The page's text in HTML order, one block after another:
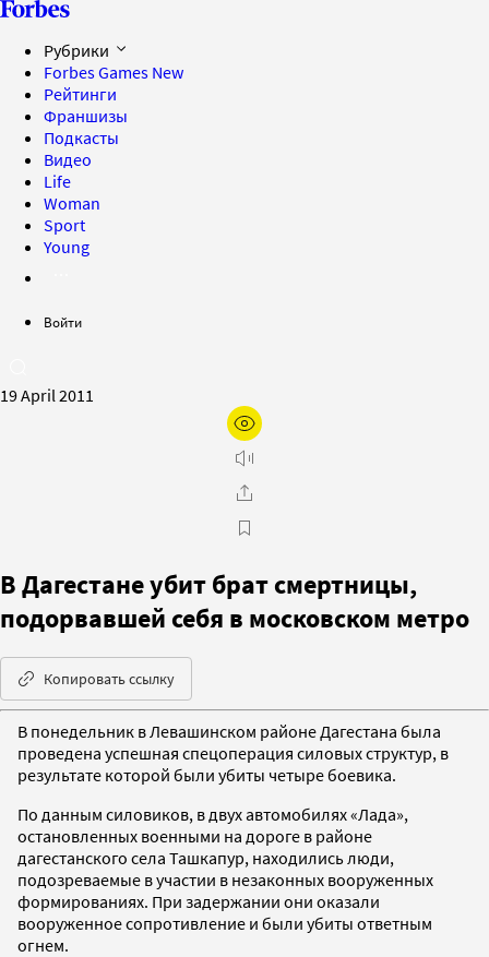
Рубрики
Forbes Games New
Рейтинги
Франшизы
Подкасты
Видео
Life
Woman
Sport
Young
Войти
19 April 2011
В Дагестане убит брат смертницы,
подорвавшей себя в московском метро
Копировать ссылку
В понедельник в Левашинском районе Дагестана была
проведена успешная спецоперация силовых структур, в
результате которой были убиты четыре боевика.
По данным силовиков, в двух автомобилях «Лада»,
остановленных военными на дороге в районе
дагестанского села Ташкапур, находились люди,
подозреваемые в участии в незаконных вооруженных
формированиях. При задержании они оказали
вооруженное сопротивление и были убиты ответным
огнем.